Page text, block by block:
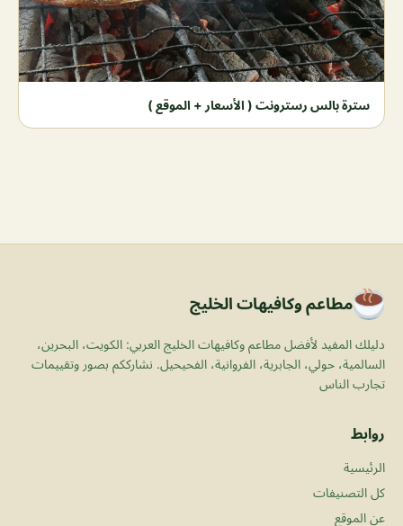
سترة بالس رسترونت ( الأسعار + الموقع )
مطاعم وكافيهات الخليج
دليلك المفيد لأفضل مطاعم وكافيهات الخليج العربي: الكويت، البحرين،
السالمية، حولي، الجابرية، الفروانية، الفحيحيل. نشارككم بصور وتقييمات
تجارب الناس
روابط
الرئيسية
كل التصنيفات
عن الموقع